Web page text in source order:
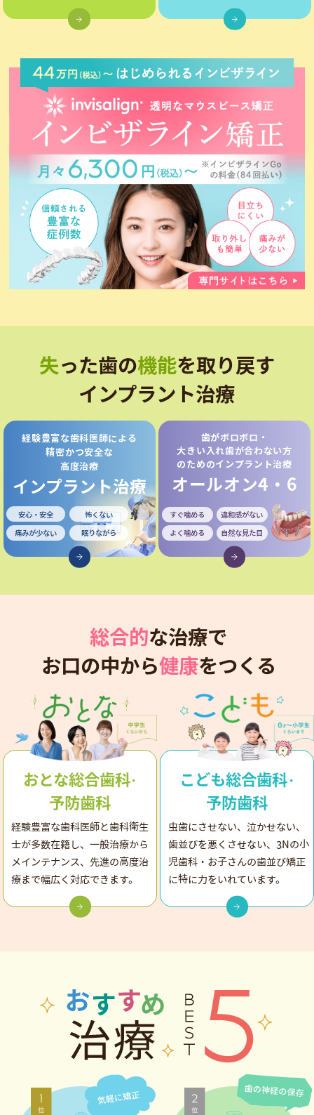
失った歯の機能を取り戻す
インプラント治療
経験豊富な歯科医師による
精密かつ安全な
高度治療
インプラント治療
安心・安全 怖くない
痛みが少ない 眠りながら
歯がボロボロ・
大きい入れ歯が合わない方
のためのインプラント治療
オールオン4・6
すぐ噛める 違和感がない
よく噛める 自然な見た目
総合的な治療で
お口の中から健康をつくる
おとな総合歯科・
予防歯科
経験豊富な歯科医師と歯科衛生
士が多数在籍し、一般治療から
メインテナンス、先進の高度治
療まで幅広く対応できます。
こども総合歯科・
予防歯科
虫歯にさせない、泣かせない、
歯並びを悪くさせない、3Nの小
児歯科・ お子さんの歯並び矯正
に特に力をいれています。